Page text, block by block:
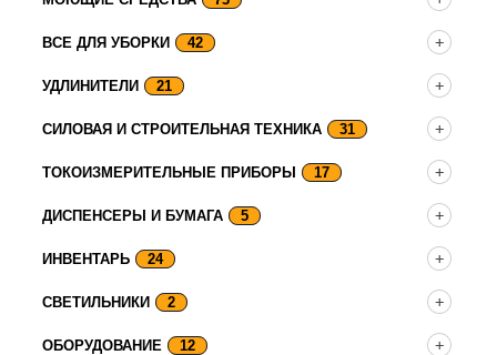
ВСЕ ДЛЯ УБОРКИ 42
УДЛИНИТЕЛИ 21
СИЛОВАЯ И СТРОИТЕЛЬНАЯ ТЕХНИКА 31
ТОКОИЗМЕРИТЕЛЬНЫЕ ПРИБОРЫ 17
ДИСПЕНСЕРЫ И БУМАГА 5
ИНВЕНТАРЬ 24
СВЕТИЛЬНИКИ 2
ОБОРУДОВАНИЕ 12